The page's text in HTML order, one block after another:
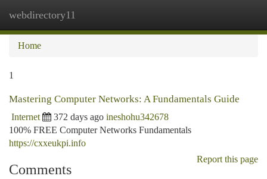
webdirectory11
Home
1
Mastering Computer Networks: A Fundamentals Guide
Internet 372 days ago ineshohu342678
100% FREE Computer Networks Fundamentals
https://cxxeukpi.info
Report this page
Comments